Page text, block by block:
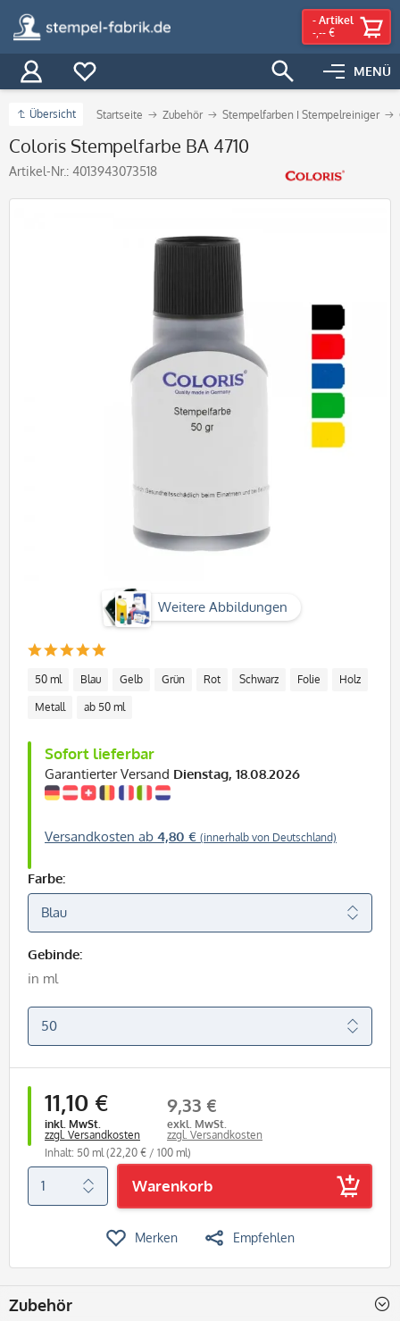
MENÜ
- Artikel
-,-- €
Übersicht Startseite Zubehör Stempelfarben I Stempelreiniger
Coloris Stempelfarbe BA 4710
Artikel-Nr.: 4013943073518
Weitere Abbildungen
50 ml Blau Gelb Grün Rot Schwarz Folie Holz
Metall ab 50 ml
Sofort lieferbar
Garantierter Versand Dienstag, 18.08.2026
Versandkosten ab 4,80 € (innerhalb von Deutschland)
Farbe:
Gebinde:
in ml
11,10 €
inkl. MwSt.
zzgl. Versandkosten
9,33 €
exkl. MwSt.
zzgl. Versandkosten
Inhalt: 50 ml (22,20 € / 100 ml)
Warenkorb
Merken Empfehlen
Zubehör